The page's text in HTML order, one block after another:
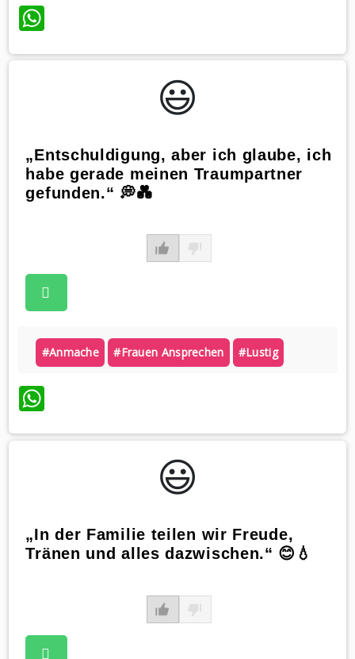
WhatsApp
😃️
„Entschuldigung, aber ich glaube, ich
habe gerade meinen Traumpartner
gefunden.“ 💭💑
#anmache #frauen Ansprechen #lustig
WhatsApp
😃️
„In der Familie teilen wir Freude,
Tränen und alles dazwischen.“ 😊💧